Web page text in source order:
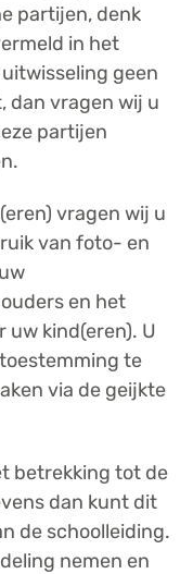
partijen, denk
in het
geen
dan vragen wij u
partijen
vragen wij u
van foto- en
en het
uw kind(eren). U
te
via de geijkte
betrekking tot de
dan kunt dit
de schoolleiding.
nemen en